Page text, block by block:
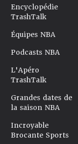
Encyclopédie
TrashTalk
Équipes NBA
Podcasts NBA
L'Apéro
TrashTalk
Grandes dates de
la saison NBA
Incroyable
Brocante Sports